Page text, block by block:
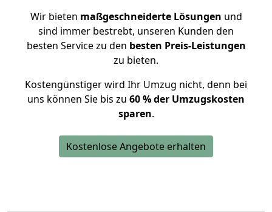
Wir bieten maßgeschneiderte Lösungen und
sind immer bestrebt, unseren Kunden den
besten Service zu den besten Preis-Leistungen
zu bieten.
Kostengünstiger wird Ihr Umzug nicht, denn bei
uns können Sie bis zu 60 % der Umzugskosten
sparen.
Kostenlose Angebote erhalten